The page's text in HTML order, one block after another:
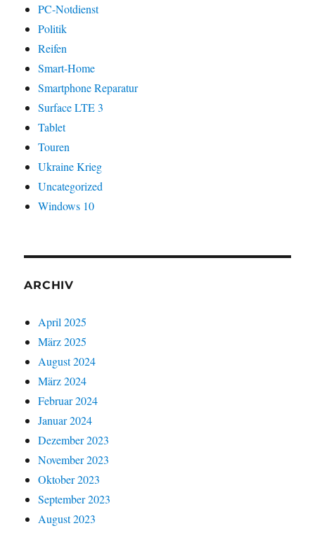
PC-Notdienst
Politik
Reifen
Smart-Home
Smartphone Reparatur
Surface LTE 3
Tablet
Touren
Ukraine Krieg
Uncategorized
Windows 10
ARCHIV
April 2025
März 2025
August 2024
März 2024
Februar 2024
Januar 2024
Dezember 2023
November 2023
Oktober 2023
September 2023
August 2023